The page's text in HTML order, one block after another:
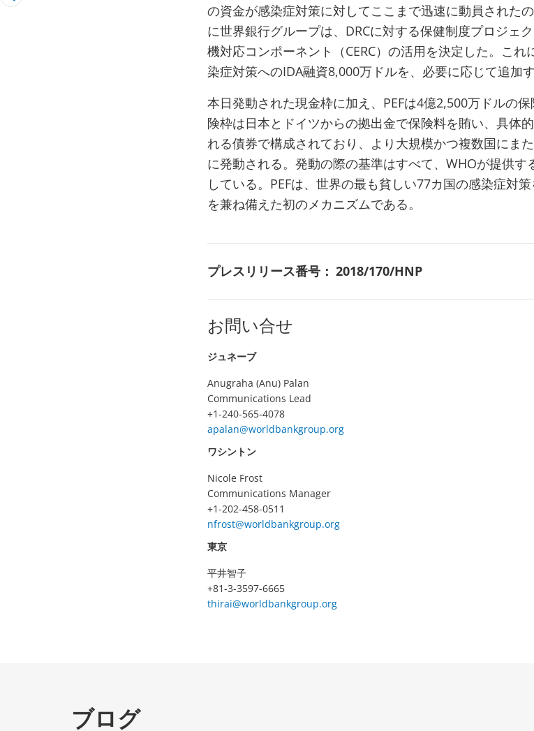
の資金が感染症対策に対してここまで迅速に動員された
に世界銀行グループは、DRCに対する保健制度プロジェ
機対応コンポーネント（CERC）の活用を決定した。これ
染症対策へのIDA融資8,000万ドルを、必要に応じて追加
本日発動された現金枠に加え、PEFは4億2,500万ドルの
険枠は日本とドイツからの拠出金で保険料を賄い、具体
れる債券で構成されており、より大規模かつ複数国にま
に発動される。発動の際の基準はすべて、WHOが提供す
している。PEFは、世界の最も貧しい77カ国の感染症対
を兼ね備えた初のメカニズムである。
プレスリリース番号： 2018/170/HNP
お問い合せ
ジュネーブ
Anugraha (Anu) Palan
Communications Lead
+1-240-565-4078
apalan@worldbankgroup.org
ワシントン
Nicole Frost
Communications Manager
+1-202-458-0511
nfrost@worldbankgroup.org
東京
平井智子
+81-3-3597-6665
thirai@worldbankgroup.org
ブログ